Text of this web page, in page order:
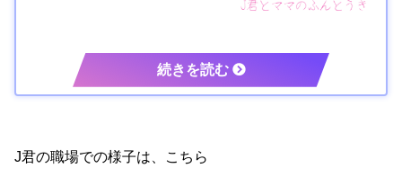
J君の職場での様子は、こちら